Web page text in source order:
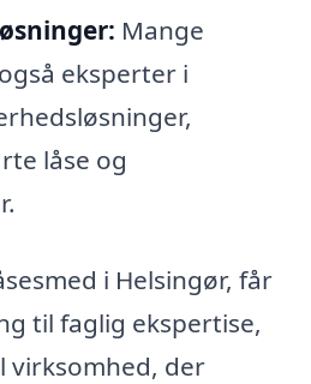
Mange
eksperter i
låse og
i Helsingør, får
til faglig ekspertise,
virksomhed, der